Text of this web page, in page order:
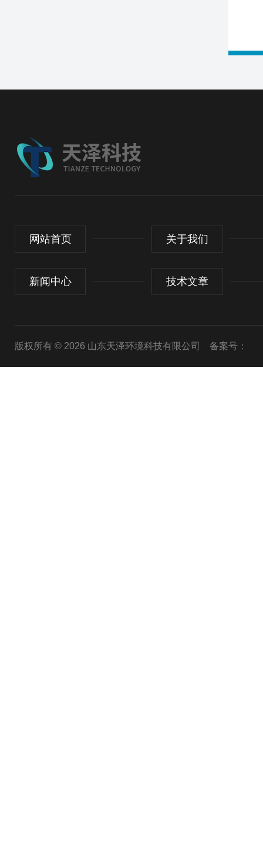
网站首页 关于我们
新闻中心 技术文章
版权所有 © 2026 山东天泽环境科技有限公司 备案号：